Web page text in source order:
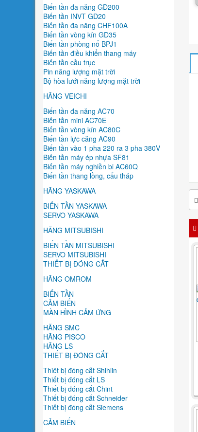
Biến tần đa năng GD200
Biến tần INVT GD20
Biến tần đa năng CHF100A
Biến tần vòng kín GD35
Biến tần phòng nổ BPJ1
Biến tần điều khiển thang máy
Biến tần cầu trục
Pin năng lượng mặt trời
Bộ hòa lưới năng lượng mặt trời
HÃNG VEICHI
Biến tần đa năng AC70
Biến tần mini AC70E
Biến tần vòng kín AC80C
Biến tần lực căng AC90
Biến tần vào 1 pha 220 ra 3 pha 380V
Biến tần máy ép nhựa SF81
Biến tần máy nghiền bi AC60Q
Biến tần thang lồng, cẩu tháp
HÃNG YASKAWA
BIẾN TẦN YASKAWA
SERVO YASKAWA
HÃNG MITSUBISHI
BIẾN TẦN MITSUBISHI
SERVO MITSUBISHI
THIẾT BỊ ĐÓNG CẮT
HÃNG OMROM
BIẾN TẦN
CẢM BIẾN
MÀN HÌNH CẢM ỨNG
HÃNG SMC
HÃNG PISCO
HÃNG LS
THIẾT BỊ ĐÓNG CẮT
Thiêt bị đóng cắt Shihlin
Thiết bị đóng cắt LS
Thiết bị đóng cắt Chint
Thiết bị đóng cắt Schneider
Thiết bị đóng cắt Siemens
CẢM BIẾN